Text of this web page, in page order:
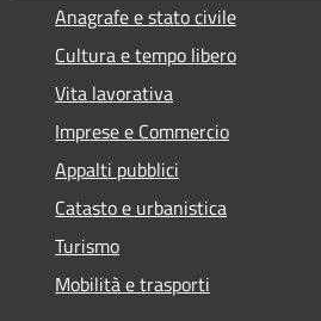
Anagrafe e stato civile
Cultura e tempo libero
Vita lavorativa
Imprese e Commercio
Appalti pubblici
Catasto e urbanistica
Turismo
Mobilità e trasporti